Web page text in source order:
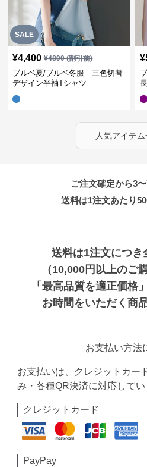
SALE
¥4,400 ¥4890(割引前)
ブルベ夏/ブルベ冬服 三色切替
デザイン半袖Tシャツ
¥
人気アイテ
ご注文確定から3
送料は1注文あたり
送料は1注文につき
（10,000円以上のご
「最高品質を適正価格
お時間をいただく商
お支払い方法
お支払いは、クレジットカー
み・各種QR決済に対応してい
クレジットカード
PayPay